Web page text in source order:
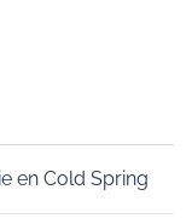
en Cold Spring